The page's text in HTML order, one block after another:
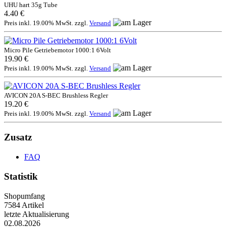
UHU hart 35g Tube
4.40 €
Preis inkl. 19.00% MwSt. zzgl. Versand
Micro Pile Getriebemotor 1000:1 6Volt
19.90 €
Preis inkl. 19.00% MwSt. zzgl. Versand
AVICON 20A S-BEC Brushless Regler
19.20 €
Preis inkl. 19.00% MwSt. zzgl. Versand
Zusatz
FAQ
Statistik
Shopumfang
7584 Artikel
letzte Aktualisierung
02.08.2026